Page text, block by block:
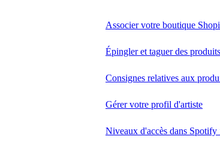
Associer votre boutique
Épingler et taguer des
Consignes relatives aux
Gérer votre profil d'artiste
Niveaux d'accès dans